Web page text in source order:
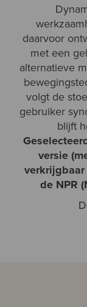
daarvoor
met een
alternatieve
volgt de
gebruiker
blijft
versie
de NPR